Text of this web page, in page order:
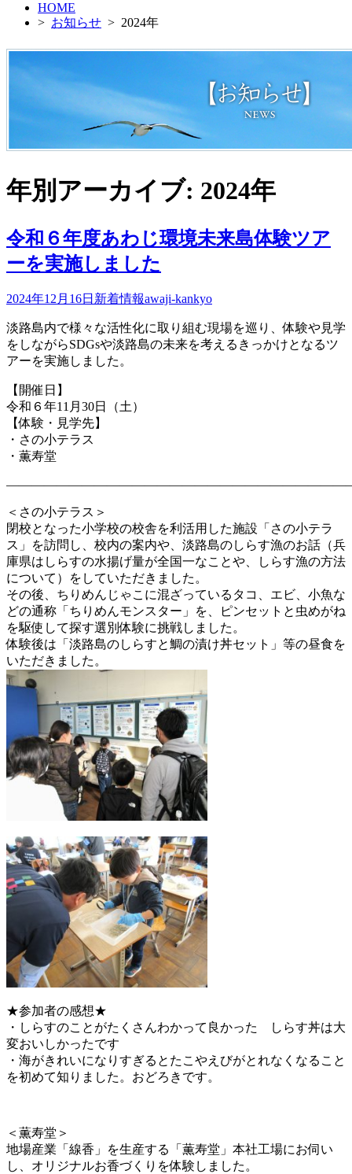
HOME
> お知らせ > 2024年
年別アーカイブ: 2024年
令和６年度あわじ環境未来島体験ツア
ーを実施しました
2024年12月16日 新着情報awaji-kankyo
淡路島内で様々な活性化に取り組む現場を巡り、体験や見学
をしながらSDGsや淡路島の未来を考えるきっかけとなるツ
アーを実施しました。
【開催日】
令和６年11月30日（土）
【体験・見学先】
・さの小テラス
・薫寿堂
＜さの小テラス＞
閉校となった小学校の校舎を利活用した施設「さの小テラ
ス」を訪問し、校内の案内や、淡路島のしらす漁のお話（兵
庫県はしらすの水揚げ量が全国一なことや、しらす漁の方法
について）をしていただきました。
その後、ちりめんじゃこに混ざっているタコ、エビ、小魚な
どの通称「ちりめんモンスター」を、ピンセットと虫めがね
を駆使して探す選別体験に挑戦しました。
体験後は「淡路島のしらすと鯛の漬け丼セット」等の昼食を
いただきました。
★参加者の感想★
・しらすのことがたくさんわかって良かった しらす丼は大
変おいしかったです
・海がきれいになりすぎるとたこやえびがとれなくなること
を初めて知りました。おどろきです。
＜薫寿堂＞
地場産業「線香」を生産する「薫寿堂」本社工場にお伺い
し、オリジナルお香づくりを体験しました。